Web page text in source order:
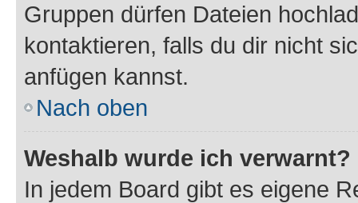
Gruppen dürfen Dateien
kontaktieren, falls du dir nicht
anfügen kannst.
Nach oben
Weshalb wurde ich verwarnt?
In jedem Board gibt es eigene